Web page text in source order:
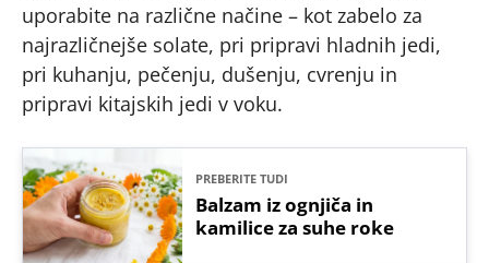
uporabite na različne načine – kot zabelo za
najrazličnejše solate, pri pripravi hladnih jedi,
pri kuhanju, pečenju, dušenju, cvrenju in
pripravi kitajskih jedi v voku.
PREBERITE TUDI
Balzam iz ognjiča in
kamilice za suhe roke